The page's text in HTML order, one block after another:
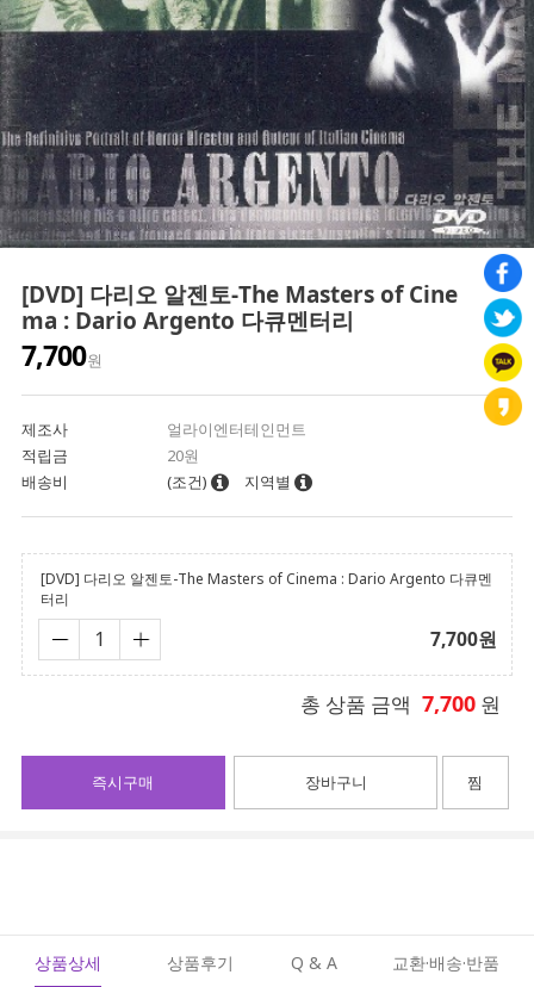
[DVD] 다리오 알젠토-The Masters of Cine
ma : Dario Argento 다큐멘터리
7,700원
제조사
얼라이엔터테인먼트
적립금
20원
배송비
(조건) 지역별
[DVD] 다리오 알젠토-The Masters of Cinema : Dario Argento 다큐멘
터리
7,700원
총 상품 금액 7,700 원
장바구니
즉시구매 찜
상품상세 상품후기 Q & A 교환·배송·반품